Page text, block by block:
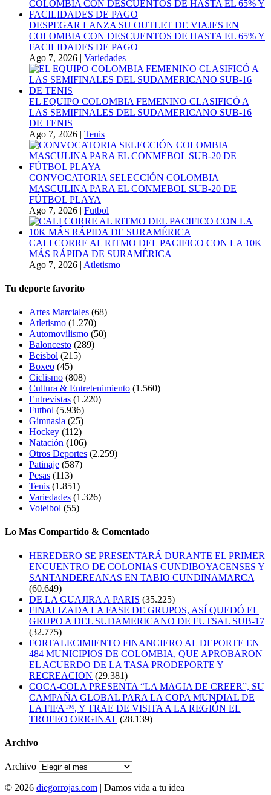
DESPEGAR LANZA SU OUTLET DE VIAJES EN
COLOMBIA CON DESCUENTOS DE HASTA EL 65% Y
FACILIDADES DE PAGO
Ago 7, 2026 | Variedades
EL EQUIPO COLOMBIA FEMENINO CLASIFICÓ A
LAS SEMIFINALES DEL SUDAMERICANO SUB-16
DE TENIS
Ago 7, 2026 | Tenis
CONVOCATORIA SELECCIÓN COLOMBIA
MASCULINA PARA EL CONMEBOL SUB-20 DE
FÚTBOL PLAYA
Ago 7, 2026 | Futbol
CALI CORRE AL RITMO DEL PACIFICO CON LA 10K
MÁS RÁPIDA DE SURAMÉRICA
Ago 7, 2026 | Atletismo
Tu deporte favorito
Artes Marciales (68)
Atletismo (1.270)
Automovilismo (50)
Baloncesto (289)
Beisbol (215)
Boxeo (45)
Ciclismo (808)
Cultura & Entretenimiento (1.560)
Entrevistas (1.220)
Futbol (5.936)
Gimnasia (25)
Hockey (112)
Natación (106)
Otros Deportes (2.259)
Patinaje (587)
Pesas (113)
Tenis (1.851)
Variedades (1.326)
Voleibol (55)
Lo Mas Compartido & Comentado
HEREDERO SE PRESENTARÁ DURANTE EL PRIMER
ENCUENTRO DE COLONIAS CUNDIBOYACENSES Y
SANTANDEREANAS EN TABIO CUNDINAMARCA
(60.649)
DE LA GUAJIRA A PARIS (35.225)
FINALIZADA LA FASE DE GRUPOS, ASÍ QUEDÓ EL
GRUPO A DEL SUDAMERICANO DE FUTSAL SUB-17
(32.775)
FORTALECIMIENTO FINANCIERO AL DEPORTE EN
484 MUNICIPIOS DE COLOMBIA, QUE APROBARON
EL ACUERDO DE LA TASA PRODEPORTE Y
RECREACION (29.381)
COCA-COLA PRESENTA “LA MAGIA DE CREER”, SU
CAMPAÑA GLOBAL PARA LA COPA MUNDIAL DE
LA FIFA™, Y TRAE DE VISITA A LA REGIÓN EL
TROFEO ORIGINAL (28.139)
Archivo
Archivo
© 2026 diegorrojas.com | Damos vida a tu idea